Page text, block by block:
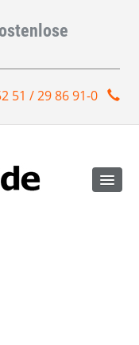
51 / 29 86 91-0